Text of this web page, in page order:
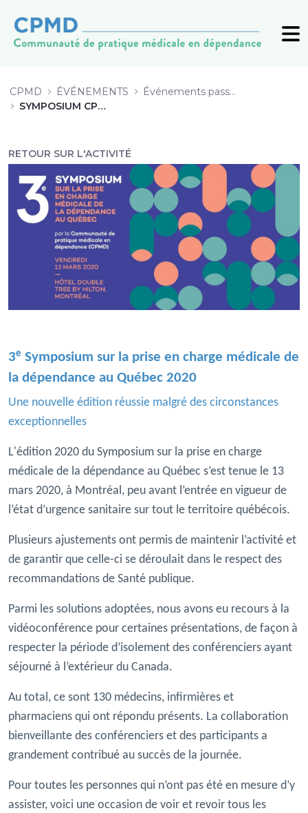
CPMD ÉVÉNEMENTS
Événements passés (archive)
SYMPOSIUM CPMD 2020
RETOUR SUR L'ACTIVITÉ
3e Symposium sur la prise en charge médicale de
la dépendance au Québec 2020
Une nouvelle édition réussie malgré des circonstances
exceptionnelles
L'édition 2020 du Symposium sur la prise en charge
médicale de la dépendance au Québec s’est tenue le 13
mars 2020, à Montréal, peu avant l’entrée en vigueur de
l‘état d’urgence sanitaire sur tout le territoire québécois.
Plusieurs ajustements ont permis de maintenir l’activité et
de garantir que celle-ci se déroulait dans le respect des
recommandations de Santé publique.
Parmi les solutions adoptées, nous avons eu recours à la
vidéoconférence pour certaines présentations, de façon à
respecter la période d’isolement des conférenciers ayant
séjourné à l’extérieur du Canada.
Au total, ce sont 130 médecins, infirmières et
pharmaciens qui ont répondu présents. La collaboration
bienveillante des conférenciers et des participants a
grandement contribué au succès de la journée.
Pour toutes les personnes qui n’ont pas été en mesure d’y
assister, voici une occasion de voir et revoir tous les